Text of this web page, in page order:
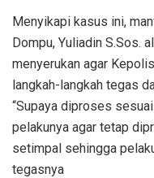
Menyikapi kasus ini,
Dompu, Yuliadin S.Sos.
menyerukan agar
langkah-langkah tegas
“Supaya diproses
pelakunya agar tetap
setimpal sehingga
tegasnya